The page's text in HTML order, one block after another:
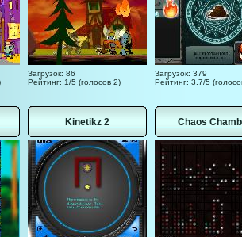
Загрузок: 86
Рейтинг: 1/5 (голосов 2)
Загрузок: 379
Рейтинг: 3.7/5
Kinetikz 2 Chaos